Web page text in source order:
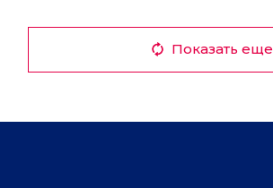
Показать еще